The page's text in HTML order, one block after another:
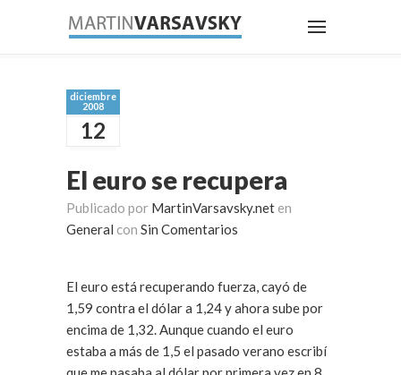
diciembre
2008
12
El euro se recupera
Publicado por MartinVarsavsky.net en
General con Sin Comentarios
El euro está recuperando fuerza, cayó de
1,59 contra el dólar a 1,24 y ahora sube por
encima de 1,32. Aunque cuando el euro
estaba a más de 1,5 el pasado verano escribí